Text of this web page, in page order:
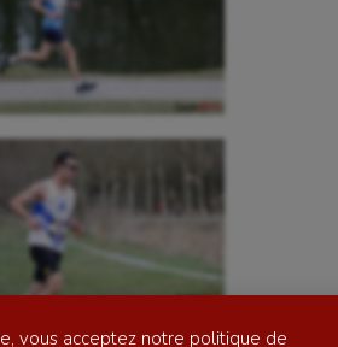
vous acceptez notre politique de
Kayak-polo
Longue paume
Moto